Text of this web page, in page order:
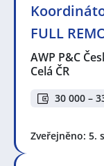
FULL
AWP P&C
Celá ČR
30 000 –
Zveřejněno: 5.